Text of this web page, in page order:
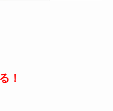
！